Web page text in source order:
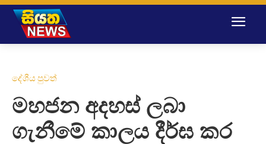
දේශීය පුවත්
මහජන අදහස් ලබා
ගැනීමේ කාලය දීර්ඝ කර